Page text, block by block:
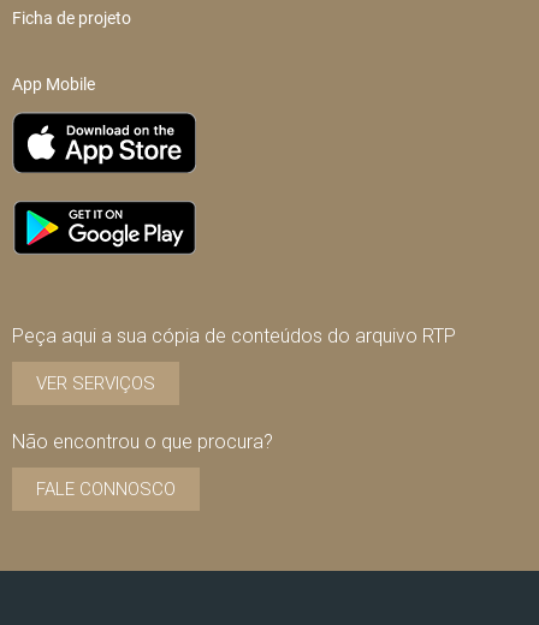
Ficha de projeto
App Mobile
Peça aqui a sua cópia de conteúdos do arquivo RTP
VER SERVIÇOS
Não encontrou o que procura?
FALE CONNOSCO